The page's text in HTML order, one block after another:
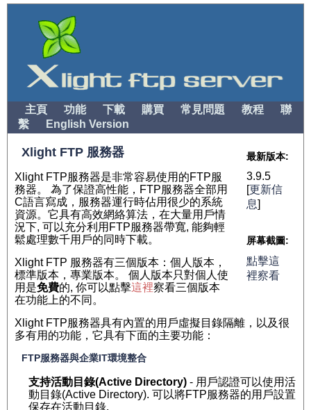
主頁 功能 下載 購買 常見問題 教程
聯
繫
English Version
最新版本:
3.9.5
[更新信
息]
屏幕截圖:
點擊這
裡察看
Xlight FTP 服務器
Xlight FTP服務器是非常容易使用的FTP服
務器。 為了保證高性能，FTP服務器全部用
C語言寫成，服務器運行時佔用很少的系統
資源。它具有高效網絡算法，在大量用戶情
況下, 可以充分利用FTP服務器帶寬, 能夠輕
鬆處理數千用戶的同時下載。
Xlight FTP 服務器有三個版本：個人版本，
標準版本，專業版本。 個人版本只對個人使
用是免費的, 你可以點擊這裡察看三個版本
在功能上的不同。
Xlight FTP服務器具有內置的用戶虛擬目錄隔離，以及很
多有用的功能，它具有下面的主要功能：
FTP服務器與企業IT環境整合
支持活動目錄(Active Directory) - 用戶認證可以使用活
動目錄(Active Directory). 可以將FTP服務器的用戶設置
保存在活動目錄.